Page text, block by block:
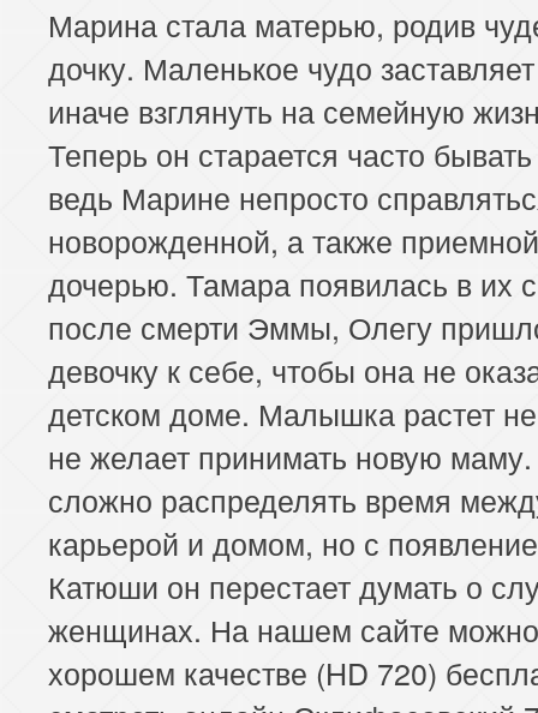
Марина стала матерью, родив
дочку. Маленькое чудо
иначе взглянуть на семейную
Теперь он старается часто
ведь Марине непросто
новорожденной, а также приемной
дочерью. Тамара появилась в их
после смерти Эммы, Олегу
девочку к себе, чтобы она не
детском доме. Малышка растет
не желает принимать новую
сложно распределять время
карьерой и домом, но с
Катюши он перестает думать о
женщинах. На нашем сайте
хорошем качестве (HD 720)